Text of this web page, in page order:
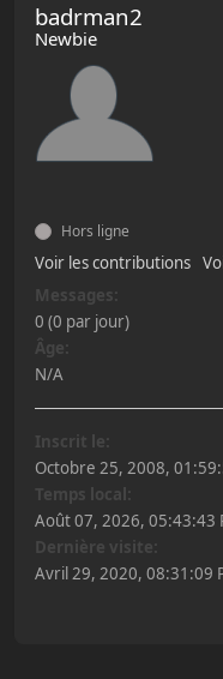
badrman2
Newbie
Hors ligne
Voir les contributions
Messages:
0 (0 par jour)
Âge:
N/A
Inscrit le:
Octobre 25, 2008,
Temps local:
Août 07, 2026, 05:43:43
Dernière visite:
Avril 29, 2020, 08:31:09